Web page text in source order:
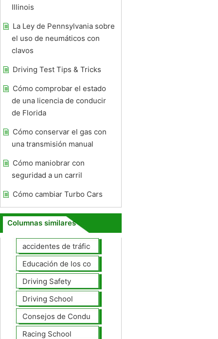
Illinois
La Ley de Pennsylvania sobre
el uso de neumáticos con
clavos
Driving Test Tips & Tricks
Cómo comprobar el estado
de una licencia de conducir
de Florida
Cómo conservar el gas con
una transmisión manual
Cómo maniobrar con
seguridad a un carril
Cómo cambiar Turbo Cars
Columnas similares
accidentes de tráfico
Educación de los conductores
Driving Safety
Driving School
Consejos de Conducción
Racing School